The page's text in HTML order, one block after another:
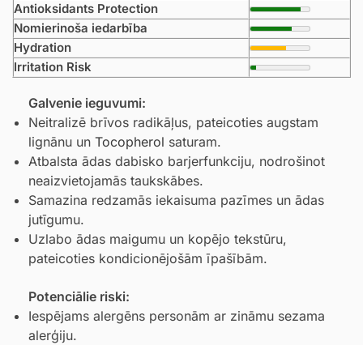
Antioksidants Protection
Nomierinoša iedarbība
Hydration
Irritation Risk
Galvenie ieguvumi:
Neitralizē brīvos radikāļus, pateicoties augstam
lignānu un Tocopherol saturam.
Atbalsta ādas dabisko barjerfunkciju, nodrošinot
neaizvietojamās taukskābes.
Samazina redzamās iekaisuma pazīmes un ādas
jutīgumu.
Uzlabo ādas maigumu un kopējo tekstūru,
pateicoties kondicionējošām īpašībām.
Potenciālie riski:
Iespējams alergēns personām ar zināmu sezama
alerģiju.